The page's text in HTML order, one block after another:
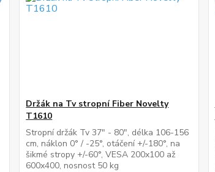
Držák na Tv stropní Fiber Novelty
T1610
Stropní držák Tv 37" - 80", délka 106-156
cm, náklon 0° / -25°, otáčení +/-180°, na
šikmé stropy +/-60°, VESA 200x100 až
600x400, nosnost 50 kg